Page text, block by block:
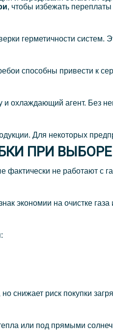
, чтобы избежать
герметичности систем.
способны привести к
и охлаждающий агент. Без
Для некоторых
ПРИ
не работают с
экономии на очистке
снижает риск покупки
или под прямыми